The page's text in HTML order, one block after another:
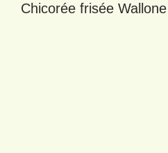
Chicorée frisée